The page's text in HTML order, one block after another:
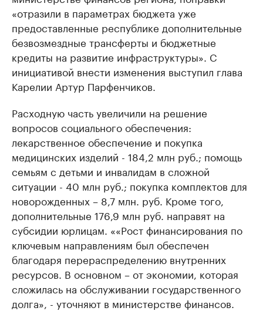
«отразили в параметрах бюджета уже
предоставленные республике дополнительные
безвозмездные трансферты и бюджетные
кредиты на развитие инфраструктуры». С
инициативой внести изменения выступил глава
Карелии Артур Парфенчиков.
Расходную часть увеличили на решение
вопросов социального обеспечения:
лекарственное обеспечение и покупка
медицинских изделий - 184,2 млн руб.; помощь
семьям с детьми и инвалидам в сложной
ситуации - 40 млн руб.; покупка комплектов для
новорожденных – 8,7 млн. руб. Кроме того,
дополнительные 176,9 млн руб. направят на
субсидии юрлицам. ««Рост финансирования по
ключевым направлениям был обеспечен
благодаря перераспределению внутренних
ресурсов. В основном – от экономии, которая
сложилась на обслуживании государственного
долга», - уточняют в министерстве финансов.